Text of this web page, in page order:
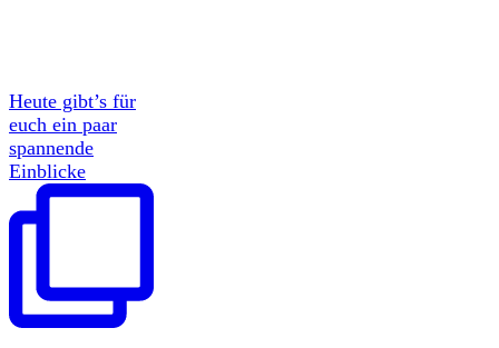
Heute gibt’s für
euch ein paar
spannende
Einblicke